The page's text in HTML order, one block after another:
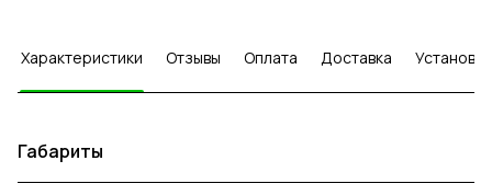
Характеристики Отзывы Оплата Доставка Установка
Габариты